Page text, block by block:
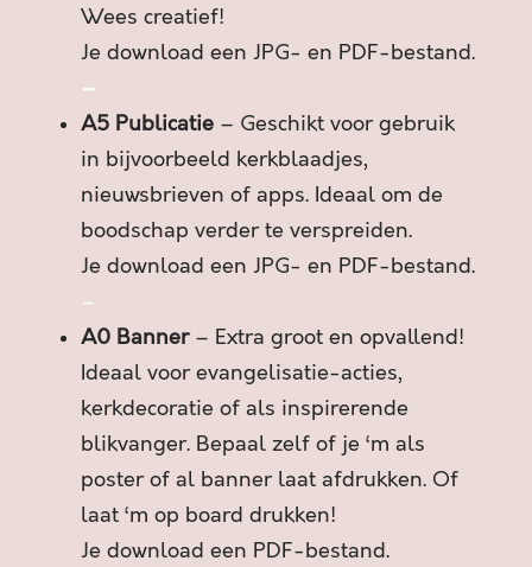
V
U
T
J
E
a
n
t
a
Wees creatief!
Je download een JPG- en PDF-bestand.
–
A5 Publicatie – Geschikt voor gebruik
in bijvoorbeeld kerkblaadjes,
nieuwsbrieven of apps. Ideaal om de
boodschap verder te verspreiden.
Je download een JPG- en PDF-bestand.
–
A0 Banner– Extra groot en opvallend!
Ideaal voor evangelisatie-acties,
kerkdecoratie of als inspirerende
blikvanger. Bepaal zelf of je ‘m als
poster of al banner laat afdrukken. Of
laat ‘m op board drukken!
Je download een PDF-bestand.